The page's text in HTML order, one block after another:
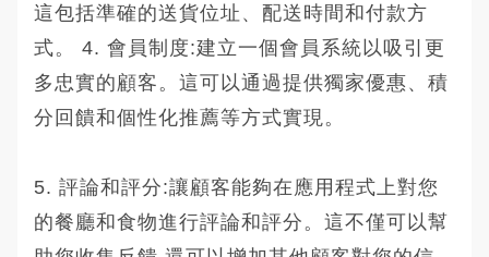
這包括準確的送貨位址、配送時間和付款方
式。 4. 會員制度:建立一個會員系統以吸引更
多忠實的顧客。這可以通過提供獨家優惠、積
分回饋和個性化推薦等方式實現。
5. 評論和評分:讓顧客能夠在應用程式上對您
的餐廳和食物進行評論和評分。這不僅可以幫